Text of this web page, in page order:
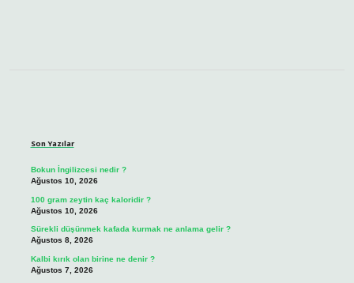
Son Yazılar
Bokun İngilizcesi nedir ?
Ağustos 10, 2026
100 gram zeytin kaç kaloridir ?
Ağustos 10, 2026
Sürekli düşünmek kafada kurmak ne anlama gelir ?
Ağustos 8, 2026
Kalbi kırık olan birine ne denir ?
Ağustos 7, 2026